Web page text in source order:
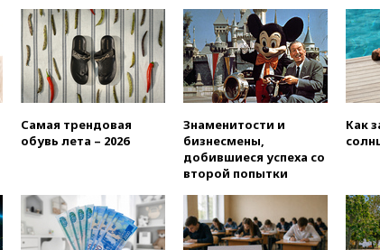
вооружений
крайне
13:16
Верховный
с выборов
Персидском
Украине
13:09
Суд
выселить из
крокодила,
животных
Самая трендовая
обувь лета – 2026
Знаменитости и
бизнесмены,
добившиеся успеха со
второй попытки
Как